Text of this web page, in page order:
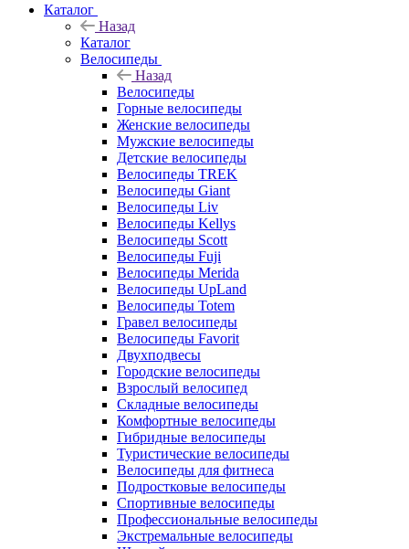
Каталог
Назад
Каталог
Велосипеды
Назад
Велосипеды
Горные велосипеды
Женские велосипеды
Мужские велосипеды
Детские велосипеды
Велосипеды TREK
Велосипеды Giant
Велосипеды Liv
Велосипеды Kellys
Велосипеды Scott
Велосипеды Fuji
Велосипеды Merida
Велосипеды UpLand
Велосипеды Totem
Гравел велосипеды
Велосипеды Favorit
Двухподвесы
Городские велосипеды
Взрослый велосипед
Складные велосипеды
Комфортные велосипеды
Гибридные велосипеды
Туристические велосипеды
Велосипеды для фитнеса
Подростковые велосипеды
Спортивные велосипеды
Профессиональные велосипеды
Экстремальные велосипеды